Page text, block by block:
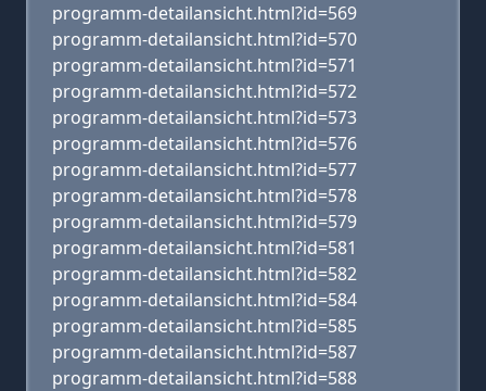
programm-detailansicht.html?id=569
programm-detailansicht.html?id=570
programm-detailansicht.html?id=571
programm-detailansicht.html?id=572
programm-detailansicht.html?id=573
programm-detailansicht.html?id=576
programm-detailansicht.html?id=577
programm-detailansicht.html?id=578
programm-detailansicht.html?id=579
programm-detailansicht.html?id=581
programm-detailansicht.html?id=582
programm-detailansicht.html?id=584
programm-detailansicht.html?id=585
programm-detailansicht.html?id=587
programm-detailansicht.html?id=588